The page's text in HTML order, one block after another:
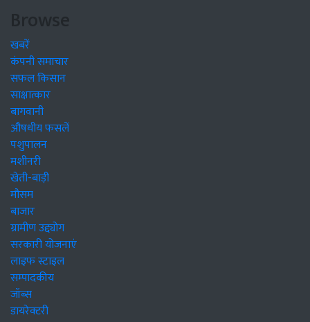
Browse
खबरें
कंपनी समाचार
सफल किसान
साक्षात्कार
बागवानी
औषधीय फसलें
पशुपालन
मशीनरी
खेती-बाड़ी
मौसम
बाजार
ग्रामीण उद्द्योग
सरकारी योजनाएं
लाइफ स्टाइल
सम्पादकीय
जॉब्स
डायरेक्टरी